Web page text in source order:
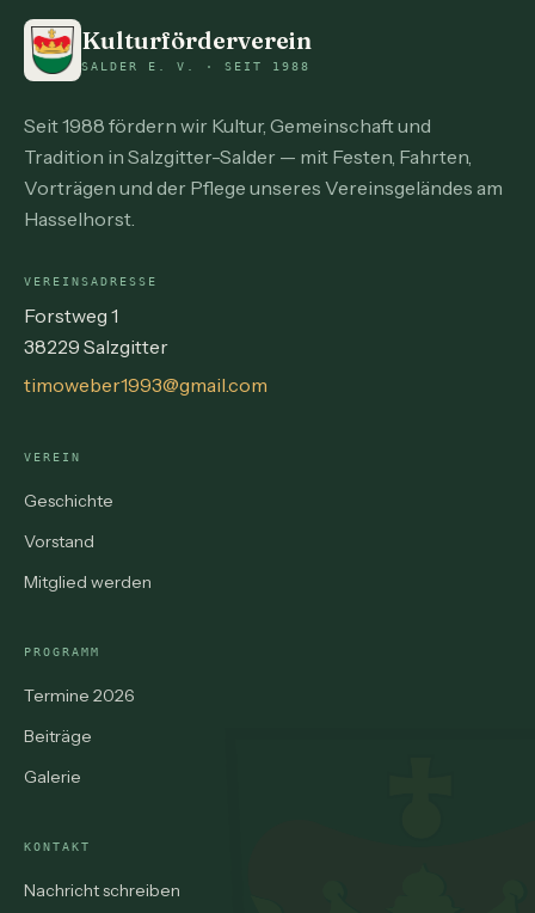
Kulturförderverein
SALDER E. V. · SEIT 1988
Seit 1988 fördern wir Kultur, Gemeinschaft und
Tradition in Salzgitter-Salder — mit Festen, Fahrten,
Vorträgen und der Pflege unseres Vereinsgeländes am
Hasselhorst.
VEREINSADRESSE
Forstweg 1
38229 Salzgitter
timoweber1993@gmail.com
VEREIN
Geschichte
Vorstand
Mitglied werden
PROGRAMM
Termine 2026
Beiträge
Galerie
KONTAKT
Nachricht schreiben